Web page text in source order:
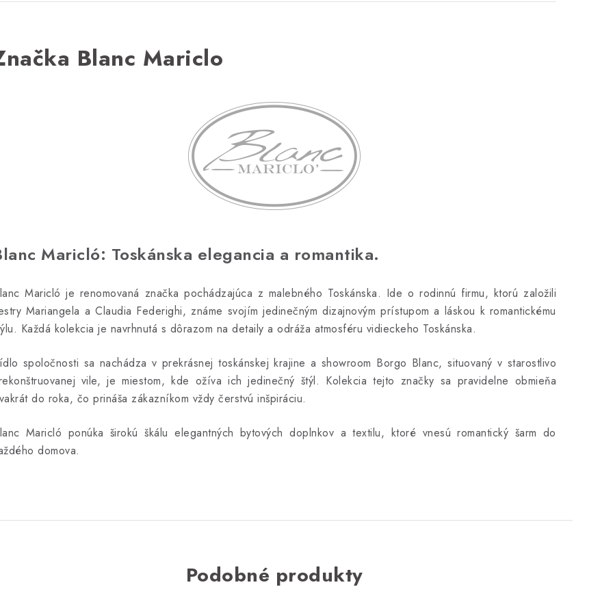
Blanc Mariclo
Maricló: Toskánska elegancia a romantika.
Maricló je renomovaná značka pochádzajúca z malebného Toskánska. Ide o rodinnú firmu, ktorú založili
Mariangela a Claudia Federighi, známe svojím jedinečným dizajnovým prístupom a láskou k romantickému
Každá kolekcia je navrhnutá s dôrazom na detaily a odráža atmosféru vidieckeho Toskánska.
spoločnosti sa nachádza v prekrásnej toskánskej krajine a showroom Borgo Blanc, situovaný v starostlivo
vile, je miestom, kde ožíva ich jedinečný štýl. Kolekcia tejto značky sa pravidelne obmieňa
do roka, čo prináša zákazníkom vždy čerstvú inšpiráciu.
Maricló ponúka širokú škálu elegantných bytových doplnkov a textilu, ktoré vnesú romantický šarm do
domova.
Podobné produkty